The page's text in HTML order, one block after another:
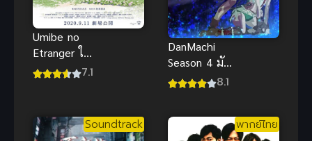
Umibe no
Etranger ให้
ทะเลโอบใจ7.1
DanMachi
Season 4 มัน
ผิดรึไงถ้าใจ
ภาค 4
8.1
Soundtrack พากย์ไทย